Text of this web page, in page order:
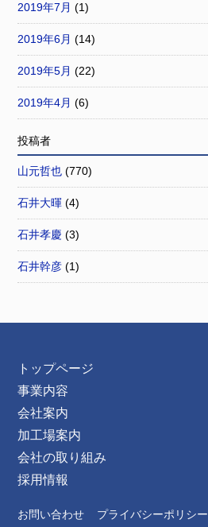
2019年7月 (1)
2019年6月 (14)
2019年5月 (22)
2019年4月 (6)
投稿者
山元哲也 (770)
石井大暉 (4)
石井孝慶 (3)
石井幹彦 (1)
トップページ
事業内容
会社案内
加工場案内
会社の取り組み
採用情報
お問い合わせ プライバシーポリシー